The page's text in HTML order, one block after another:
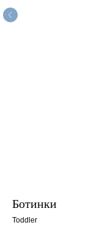
Ботинки
Toddler